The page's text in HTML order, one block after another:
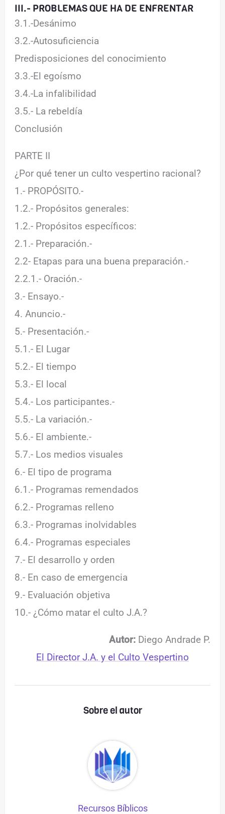
III.- PROBLEMAS QUE HA DE ENFRENTAR
3.1.-Desánimo
3.2.-Autosuficiencia
Predisposiciones del conocimiento
3.3.-El egoísmo
3.4.-La infalibilidad
3.5.- La rebeldía
Conclusión
PARTE II
¿Por qué tener un culto vespertino racional?
1.- PROPÓSITO.-
1.2.- Propósitos generales:
1.2.- Propósitos específicos:
2.1.- Preparación.-
2.2- Etapas para una buena preparación.-
2.2.1.- Oración.-
3.- Ensayo.-
4. Anuncio.-
5.- Presentación.-
5.1.- El Lugar
5.2.- El tiempo
5.3.- El local
5.4.- Los participantes.-
5.5.- La variación.-
5.6.- El ambiente.-
5.7.- Los medios visuales
6.- El tipo de programa
6.1.- Programas remendados
6.2.- Programas relleno
6.3.- Programas inolvidables
6.4.- Programas especiales
7.- El desarrollo y orden
8.- En caso de emergencia
9.- Evaluación objetiva
10.- ¿Cómo matar el culto J.A.?
Autor:Diego Andrade P.
El Director J.A. y el Culto Vespertino
Sobre el autor
Recursos Bíblicos